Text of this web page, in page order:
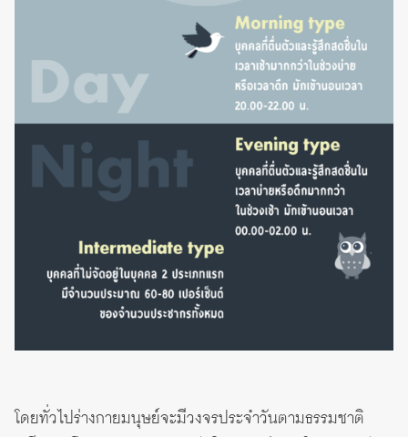
โดยทั่วไปร่างกายมนุษย์จะมีวงจรประจำวันตามธรรมชาติ